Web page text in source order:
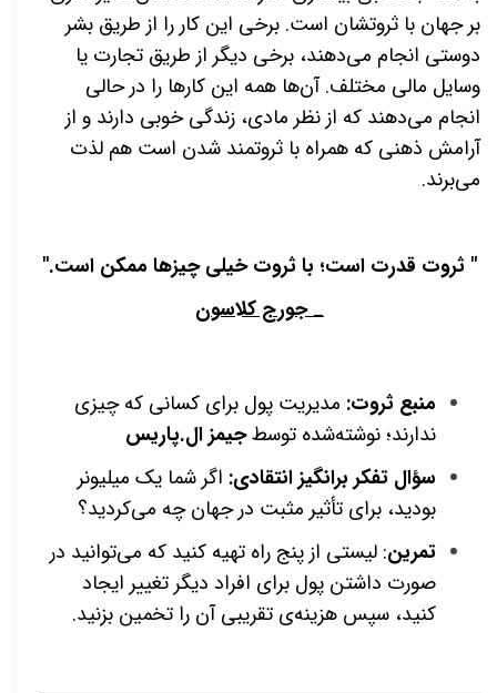
بر جهان با ثروتشان است. برخی این کار را از طریق بشر
دوستی انجام می‌دهند، برخی دیگر از طریق تجارت یا
وسایل مالی مختلف. آن‌ها همه این کارها را در حالی
انجام می‌دهند که از نظر مادی، زندگی خوبی دارند و از
آرامش ذهنی که همراه با ثروتمند شدن است هم لذت
می‌برند.
" ثروت قدرت است؛ با ثروت خیلی چیزها ممکن است."
_ جورج کلاسون
منبع ثروت: مدیریت پول برای کسانی که چیزی
ندارند؛ نوشته‌شده توسطجیمز ال.پاریس
سؤال تفکر برانگیز انتقادی: اگر شما یک میلیونر
بودید، برای تأثیر مثبت در جهان چه می‌کردید؟
تمرین: لیستی از پنج راه تهیه کنید که می‌توانید در
صورت داشتن پول برای افراد دیگر تغییر ایجاد
کنید، سپس هزینه‌ی تقریبی آن را تخمین بزنید.